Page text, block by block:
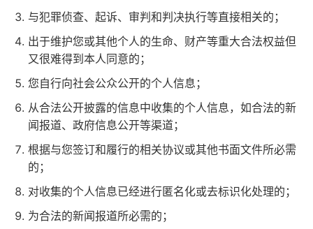
与犯罪侦查、起诉、审判和判决执行等直接相关的；
出于维护您或其他个人的生命、财产等重大合法权益但
又很难得到本人同意的；
您自行向社会公众公开的个人信息；
从合法公开披露的信息中收集的个人信息，如合法的新
闻报道、政府信息公开等渠道；
根据与您签订和履行的相关协议或其他书面文件所必需
的；
对收集的个人信息已经进行匿名化或去标识化处理的；
为合法的新闻报道所必需的；